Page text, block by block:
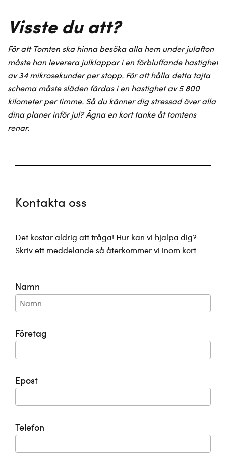
Visste du att?
För att Tomten ska hinna besöka alla hem under julafton
måste han leverera julklappar i en förbluffande hastighet
av 34 mikrosekunder per stopp. För att hålla detta tajta
schema måste släden färdas i en hastighet av 5 800
kilometer per timme. Så du känner dig stressad över alla
dina planer inför jul? Ägna en kort tanke åt tomtens
renar.
Kontakta oss
Det kostar aldrig att fråga! Hur kan vi hjälpa dig?
Skriv ett meddelande så återkommer vi inom kort.
Namn
Företag
Epost
Telefon